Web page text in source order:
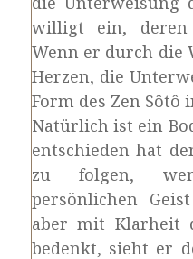
willigt ein, deren
Wenn er durch die
Herzen, die
Form des Zen Sôtô
Natürlich ist ein
entschieden hat
zu folgen,
persönlichen
aber mit Klarheit
bedenkt, sieht er